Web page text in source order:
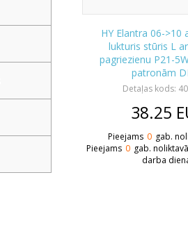
HY Elantra 06->10
lukturis stūris L
pagriezienu P21-
patronām
Detaļas kods:
38.25
Pieejams 0 gab.
Pieejams 0 gab.
darba